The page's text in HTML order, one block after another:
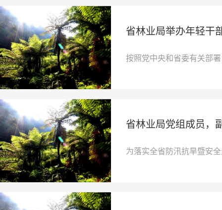
省林业局举办年轻干
按照党中央和省委有关部
省林业局党组成员，
为落实全省防汛抗旱暨安